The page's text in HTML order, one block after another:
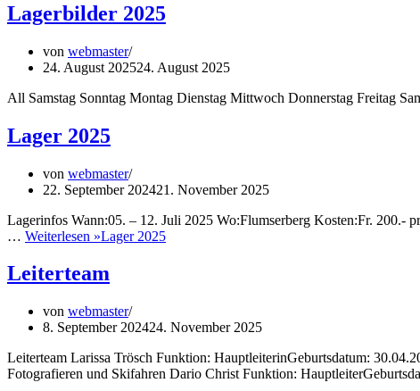
Lagerbilder 2025
von webmaster
24. August 202524. August 2025
All Samstag Sonntag Montag Dienstag Mittwoch Donnerstag Freitag
Lager 2025
von webmaster
22. September 202421. November 2025
Lagerinfos Wann:05. – 12. Juli 2025 Wo:Flumserberg Kosten:Fr.
… Weiterlesen »Lager 2025
Leiterteam
von webmaster
8. September 202424. November 2025
Leiterteam Larissa Trösch Funktion: HauptleiterinGeburtsdatum:
Fotografieren und Skifahren Dario Christ Funktion: